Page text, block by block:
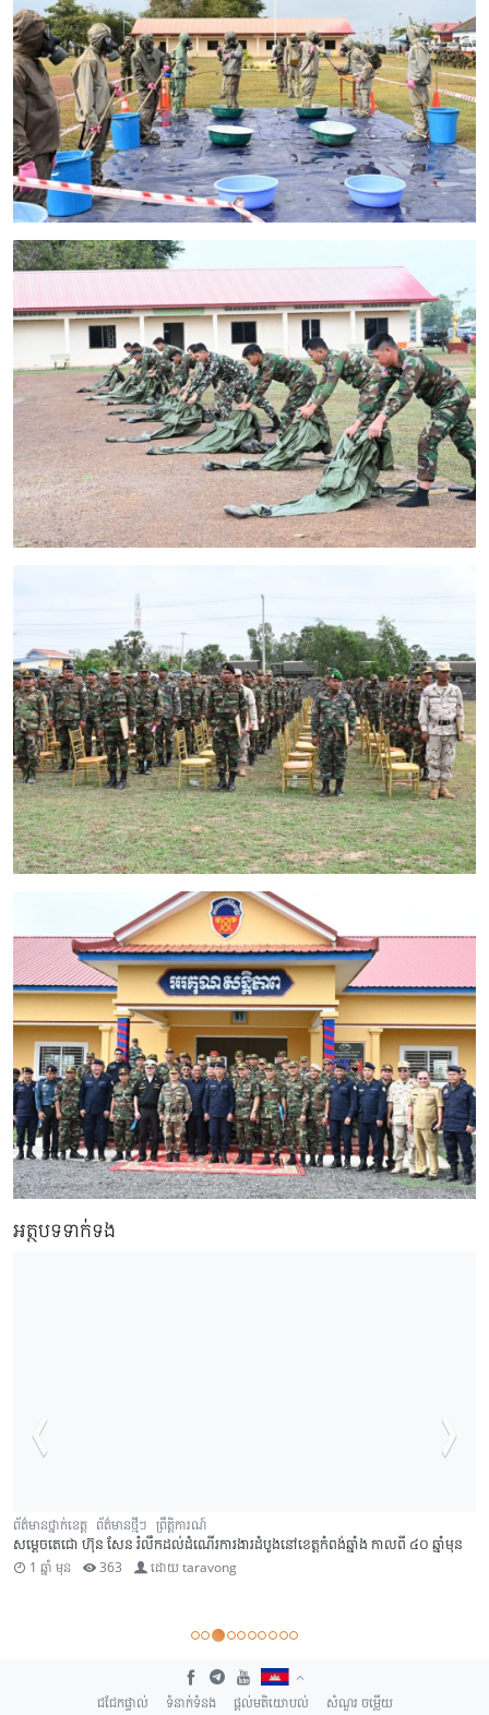
អត្ថបទទាក់ទង
ក្រុមការងារថ្នាក់ជាតិចុះមូលដ្ឋាន ព័ត៌មានថ្នាក់ក្រុង-ស្រុក
បងប្អូនប្រជាពលរដ្ឋស្រុកកំពង់លែងចំនួន ៣ ០២៦គ្រួសារ ទទួលប័ណ្ណកម្មសិទ្ធិ
2 ឆ្នាំ មុន 363 ដោយtaravong
ជជែកផ្ទាល់ ទំនាក់ទំនង ផ្តល់មតិយោបល់ សំណួរ ចម្លើយ